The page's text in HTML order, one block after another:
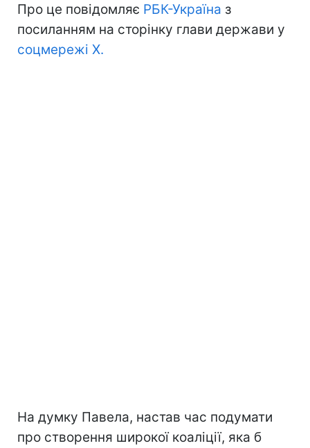
Про це повідомляє РБК-Україна з
посиланням на сторінку глави держави у
соцмережі Х.
На думку Павела, настав час подумати
про створення широкої коаліції, яка б